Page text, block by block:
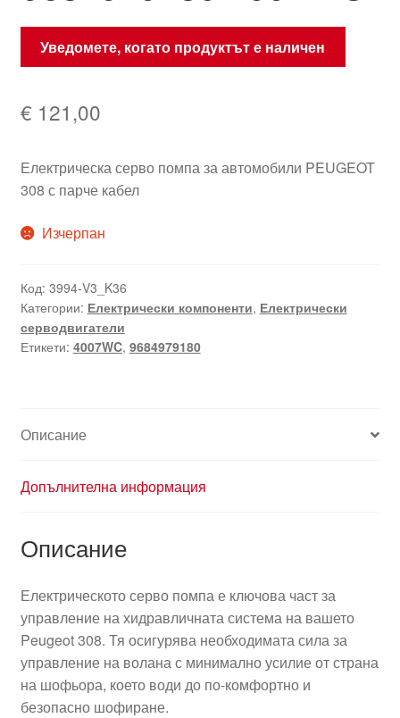
Уведомете, когато продуктът е наличен
€ 121,00
Електрическа серво помпа за автомобили PEUGEOT
308 с парче кабел
Изчерпан
Код: 3994-V3_K36
Категории: Електрически компоненти, Електрически
серводвигатели
Етикети: 4007WC, 9684979180
Описание
Допълнителна информация
Описание
Електрическото серво помпа е ключова част за
управление на хидравличната система на вашето
Peugeot 308. Тя осигурява необходимата сила за
управление на волана с минимално усилие от страна
на шофьора, което води до по-комфортно и
безопасно шофиране.